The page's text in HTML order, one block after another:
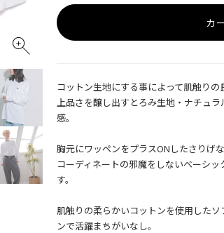
カ
コットン生地にする事によって肌触りの
上品さを醸し出すとろみ生地・ナチュ
感。
胸元にワッペンをプラスONしたさりげ
コーディネートの邪魔をしないベーシ
す。
肌触りの柔らかいコットンを使用した
ンで活躍まちがいなし。